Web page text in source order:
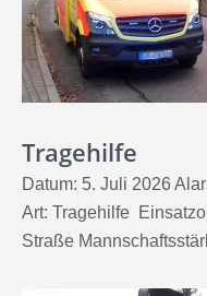
Tragehilfe
Datum: 5. Juli 2026
Art: Tragehilfe
Straße